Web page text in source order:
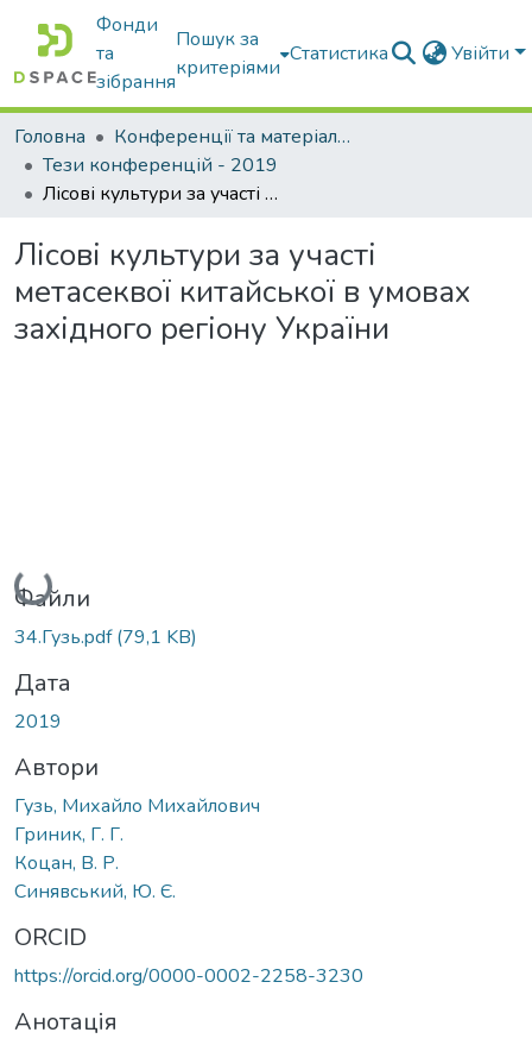
Фонди
та
зібрання
Пошук за
критеріями
Статистика Увійти
Головна
Конференції та матеріали конференцій
Тези конференцій - 2019
Лісові культури за участі метасеквої китайської в умовах західного регіону України
Лісові культури за участі
метасеквої китайської в умовах
західного регіону України
Вантажиться...
Файли
34.Гузь.pdf(79,1 KB)
Дата
2019
Автори
Гузь, Михайло Михайлович
Гриник, Г. Г.
Коцан, В. Р.
Синявський, Ю. Є.
ORCID
https://orcid.org/0000-0002-2258-3230
Анотація